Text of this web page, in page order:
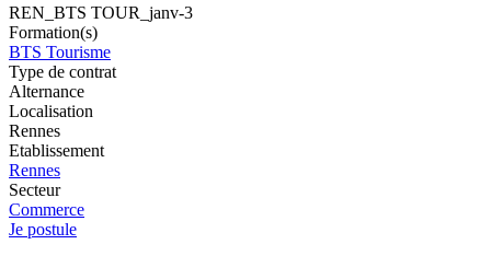
REN_BTS TOUR_janv-3
Formation(s)
BTS Tourisme
Type de contrat
Alternance
Localisation
Rennes
Etablissement
Rennes
Secteur
Commerce
Je postule